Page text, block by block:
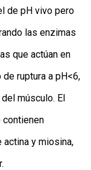
de pH vivo pero
las enzimas
que actúan en
ruptura a pH<6,
músculo. El
y miosina,